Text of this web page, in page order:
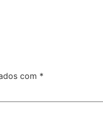
com *